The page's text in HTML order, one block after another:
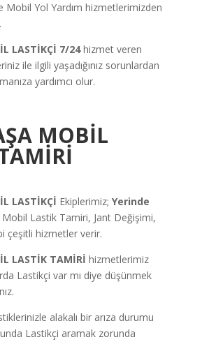
Mobil Yol Yardım hizmetlerimizden
LASTİKÇİ 7/24 hizmet veren
ile ilgili yaşadığınız sorunlardan
yardımcı olur.
MOBİL
LASTİKÇİ Ekiplerimiz; Yerinde
Mobil Lastik Tamiri, Jant Değişimi,
çeşitli hizmetler verir.
LASTİK TAMİRİ hizmetlerimiz
Lastikçi var mı diye düşünmek
alakalı bir arıza durumu
Lastikçi aramak zorunda